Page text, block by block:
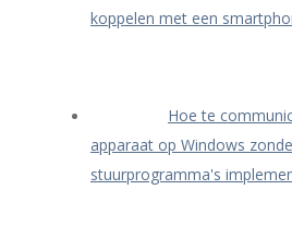
koppelen met een
Hoe te
apparaat op Windows
stuurprogramma's